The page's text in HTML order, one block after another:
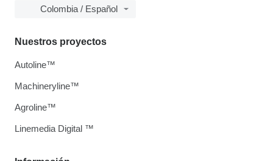
Colombia / Español
Nuestros proyectos
Autoline™
Machineryline™
Agroline™
Linemedia Digital ™